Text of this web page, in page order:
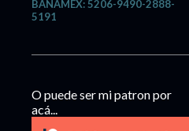
BANAMEX: 5206-9490-2888-
5191
O puede ser mi patron por
acá...